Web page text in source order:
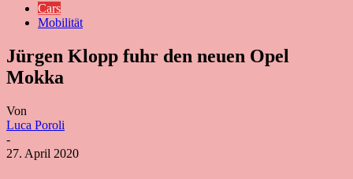
Cars
Mobilität
Jürgen Klopp fuhr den neuen Opel
Mokka
Von
Luca Poroli
-
27. April 2020